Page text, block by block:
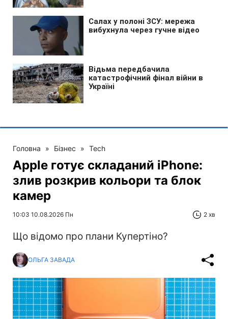
Головна » Бізнес » Tech
Apple готує складаний iPhone:
злив розкрив кольори та блок
камер
10:03 10.08.2026 Пн 2 хв
Що відомо про плани Купертіно?
ОЛЬГА ЗАВАДА